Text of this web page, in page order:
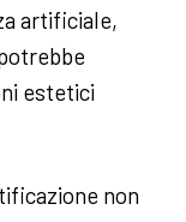
artificiale,
estetici
non